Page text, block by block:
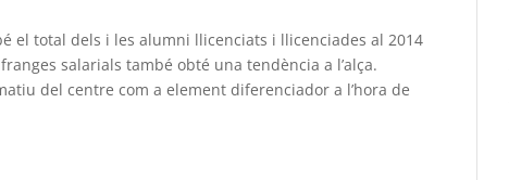
el total dels i les alumni llicenciats i llicenciades al 2014
salarials també obté una tendència a l’alça.
del centre com a element diferenciador a l’hora de